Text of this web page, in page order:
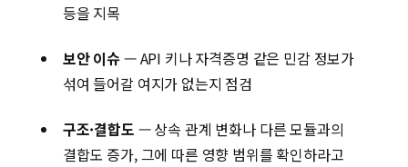
등을 지목
보안 이슈— API 키나 자격증명 같은 민감 정보가
섞여 들어갈 여지가 없는지 점검
구조·결합도 — 상속 관계 변화나 다른 모듈과의
결합도 증가, 그에 따른 영향 범위를 확인하라고